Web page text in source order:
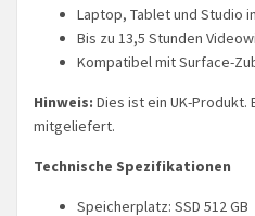
Laptop, Tablet und Studio
Bis zu 13,5 Stunden
Kompatibel mit Surface-
Hinweis: Dies ist ein UK-Produkt.
mitgeliefert.
Technische Spezifikationen
Speicherplatz: SSD 512 GB